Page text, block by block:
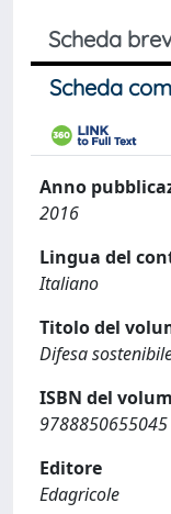
Scheda
Scheda
Anno
2016
Lingua del
Italiano
Titolo del
Difesa
ISBN del
9788850655045
Editore
Edagricole